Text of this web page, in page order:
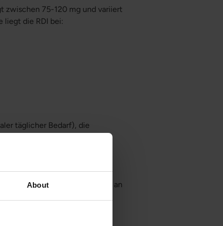
About
zwischen 75-120 mg und variiert
liegt die RDI bei:
täglicher Bedarf), die
Sie einen leichten Mangel an
und Reizbarkeit